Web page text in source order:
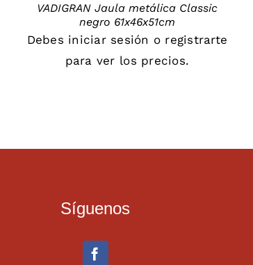
VADIGRAN Jaula metálica Classic
negro 61x46x51cm
Debes iniciar sesión o registrarte
para ver los precios.
Síguenos